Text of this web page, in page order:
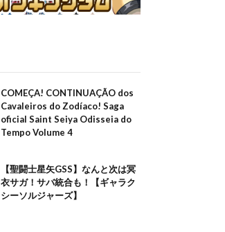
COMEÇA! CONTINUAÇÃO dos
Cavaleiros do Zodíaco! Saga
oficial Saint Seiya Odisseia do
Tempo Volume 4
【聖闘士星矢GSS】なんと次は冥
衣サガ！サバ統合も！【ギャラク
シーソルジャーズ】